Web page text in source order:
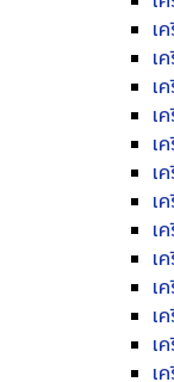
เ
เ
เ
เ
เ
เ
เ
เ
เ
เ
เ
เ
เ